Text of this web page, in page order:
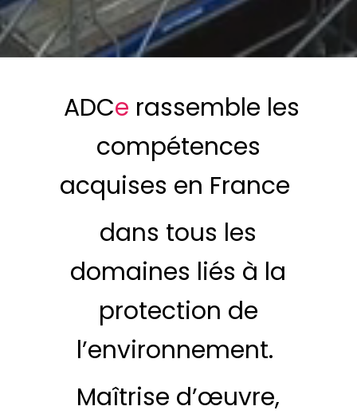
ADCe rassemble les
compétences
acquises en France
dans tous les
domaines liés à la
protection de
l’environnement.
Maîtrise d’œuvre,